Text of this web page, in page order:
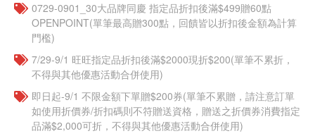
0729-0901_30大品牌同慶 指定品折扣後滿$499贈60點
OPENPOINT(單筆最高贈300點，回饋皆以折扣後金額為計算
門檻)
7/29-9/1 旺旺指定品折扣後滿$2000現折$200(單筆不累折，
不得與其他優惠活動合併使用)
即日起-9/1 不限金額下單贈$200券(單筆不累贈，請注意訂單
如使用折價券/折扣碼則不符贈送資格，贈送之折價券消費指定
品滿$2,000可折，不得與其他優惠活動合併使用)